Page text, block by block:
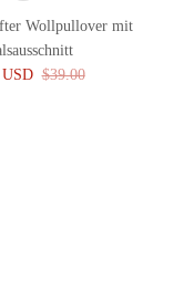
Wollpullover mit
$39.00